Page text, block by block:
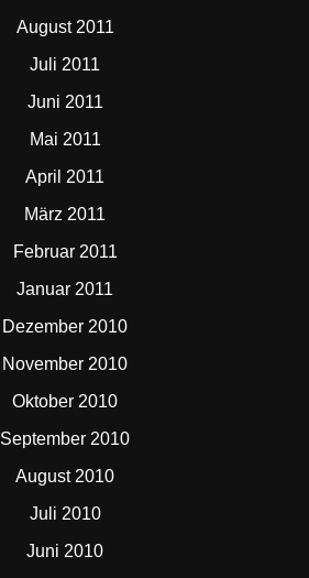
August 2011
Juli 2011
Juni 2011
Mai 2011
April 2011
März 2011
Februar 2011
Januar 2011
Dezember 2010
November 2010
Oktober 2010
September 2010
August 2010
Juli 2010
Juni 2010